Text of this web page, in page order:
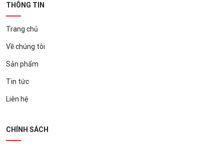
THÔNG TIN
Trang chủ
Về chúng tôi
Sản phẩm
Tin tức
Liên hệ
CHÍNH SÁCH